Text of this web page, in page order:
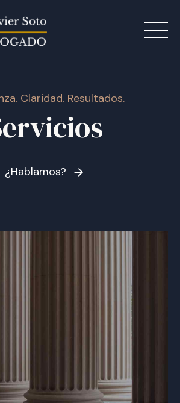
Claridad. Resultados.
¿Hablamos?